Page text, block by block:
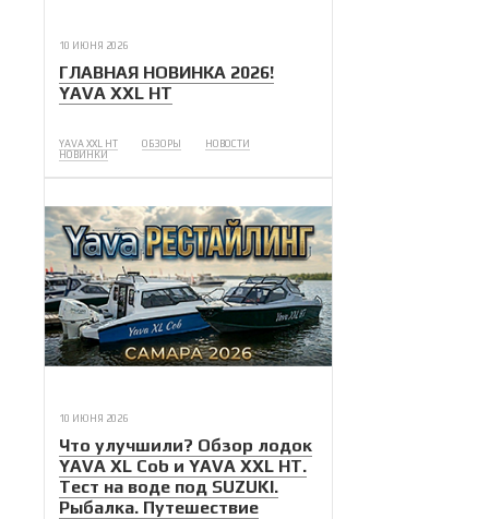
10 ИЮНЯ 2026
ГЛАВНАЯ НОВИНКА 2026!
YAVA XXL HT
YAVA XXL HT ОБЗОРЫ
НОВОСТИ
НОВИНКИ
10 ИЮНЯ 2026
Что улучшили? Обзор лодок
YAVA XL Cob и YAVA XXL HT.
Тест на воде под SUZUKI.
Рыбалка. Путешествие